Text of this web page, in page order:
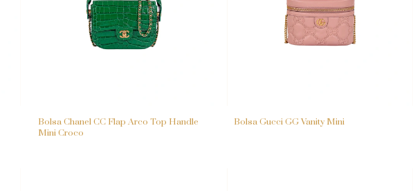
Bolsa Chanel CC Flap Arco Top Handle
Mini Croco
Bolsa Gucci GG Vanity Mini